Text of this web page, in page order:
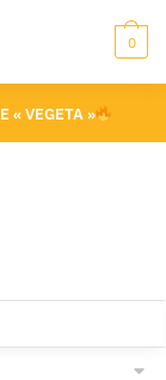
0
« VEGETA »